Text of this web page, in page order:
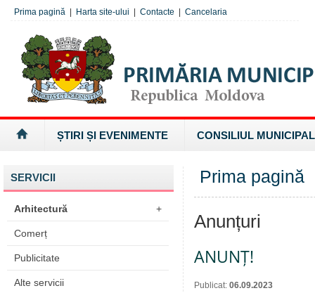
Prima pagină Harta site-ului Contacte Cancelaria
ȘTIRI ȘI EVENIMENTE CONSILIUL MUNICIPAL
SERVICII
Arhitectură +
Comerț
Publicitate
Alte servicii
Prima pagină
Anunțuri
ANUNȚ!
Publicat: 06.09.2023